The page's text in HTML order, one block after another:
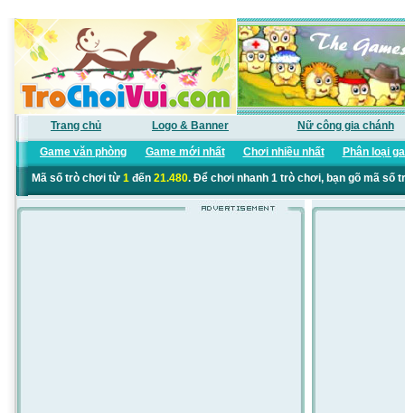
Trang chủ Logo & Banner Nữ công gia chánh
Game văn phòng Game mới nhất Chơi nhiều nhất Phân loại
Mã số trò chơi từ 1đến 21.480. Để chơi nhanh 1 trò chơi, bạn gõ mã số